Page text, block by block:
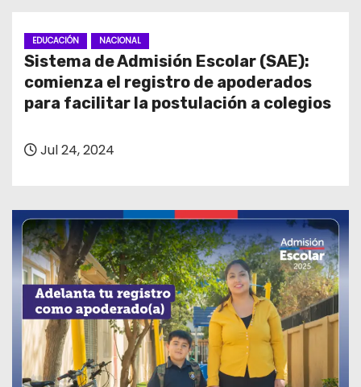
EDUCACIÓN NACIONAL
Sistema de Admisión Escolar (SAE):
comienza el registro de apoderados
para facilitar la postulación a colegios
Jul 24, 2024